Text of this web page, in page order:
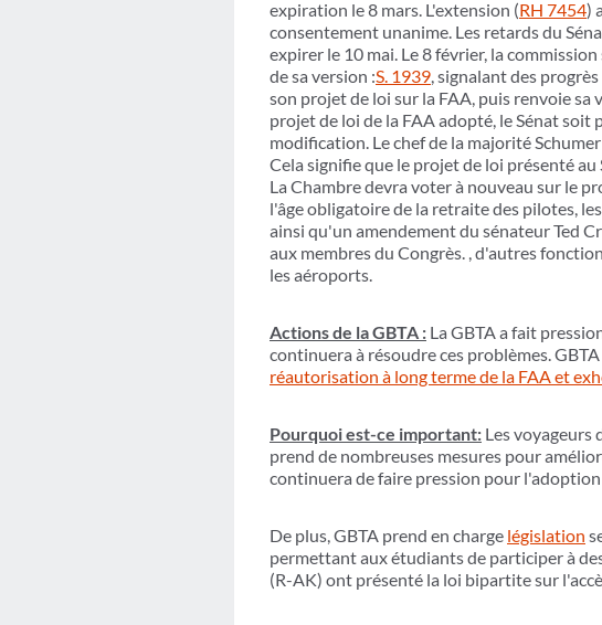
expiration le 8 mars. L'extension (RH 7454)
consentement unanime. Les retards du
expirer le 10 mai. Le 8 février, la
de sa version :S. 1939, signalant des
son projet de loi sur la FAA, puis renvoie sa
projet de loi de la FAA adopté, le Sénat
modification. Le chef de la majorité
Cela signifie que le projet de loi présenté
La Chambre devra voter à nouveau sur le
l'âge obligatoire de la retraite des pilotes,
ainsi qu'un amendement du sénateur Ted
aux membres du Congrès. , d'autres
les aéroports.
Actions de la GBTA : La GBTA a fait
continuera à résoudre ces problèmes.
réautorisation à long terme de la FAA et
Pourquoi est-ce important: Les voyageurs
prend de nombreuses mesures pour
continuera de faire pression pour
De plus, GBTA prend en charge législation
permettant aux étudiants de participer à
(R-AK) ont présenté la loi bipartite sur